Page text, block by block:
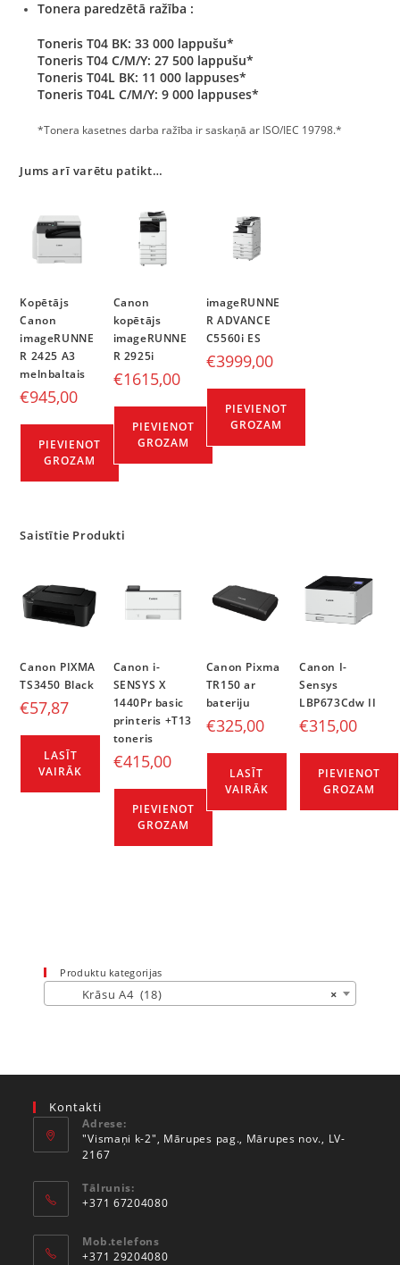
Tonera paredzētā ražība :
Toneris T04 BK: 33 000 lappušu*
Toneris T04 C/M/Y: 27 500 lappušu*
Toneris T04L BK: 11 000 lappuses*
Toneris T04L C/M/Y: 9 000 lappuses*
*Tonera kasetnes darba ražība ir saskaņā ar ISO/IEC 19798.*
Jums arī varētu patikt…
Kopētājs
Canon
imageRUNNE
R 2425 A3
melnbaltais
€945,00
PIEVIENOT
GROZAM
Canon
kopētājs
imageRUNNE
R 2925i
€1615,00
PIEVIENOT
GROZAM
imageRUNNE
R ADVANCE
C5560i ES
€3999,00
PIEVIENOT
GROZAM
Saistītie Produkti
Canon PIXMA
TS3450 Black
€57,87
LASĪT
VAIRĀK
Canon i-
SENSYS X
1440Pr basic
printeris +T13
toneris
€415,00
PIEVIENOT
GROZAM
Canon Pixma
TR150 ar
bateriju
€325,00
LASĪT
VAIRĀK
Canon I-
Sensys
LBP673Cdw II
€315,00
PIEVIENOT
GROZAM
Produktu kategorijas
×
Krāsu A4 (18)
Kontakti
Adrese:
"Vismaņi k-2", Mārupes pag., Mārupes nov., LV-
2167
Tālrunis:
+371 67204080
Mob.telefons
+371 29204080